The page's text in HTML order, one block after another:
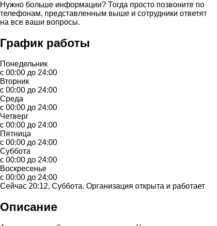
Нужно больше информации? Тогда просто позвоните по
телефонам, представленным выше и сотрудники ответят
на все ваши вопросы.
График работы
Понедельник
с 00:00 до 24:00
Вторник
с 00:00 до 24:00
Среда
с 00:00 до 24:00
Четверг
с 00:00 до 24:00
Пятница
с 00:00 до 24:00
Суббота
с 00:00 до 24:00
Воскресенье
с 00:00 до 24:00
Сейчас 20:12, Суббота. Организация открыта и работает
Описание